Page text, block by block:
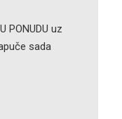
PONUDU uz
sada